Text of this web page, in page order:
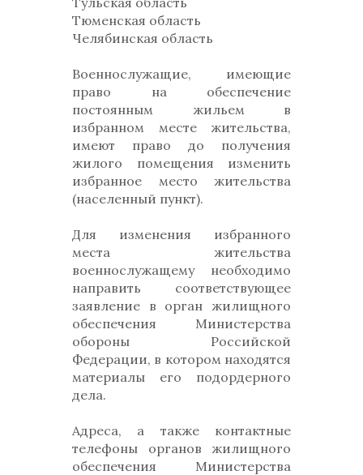
Тюменская область
Челябинская область
Военнослужащие, имеющие
право на обеспечение
постоянным жильем в
избранном месте жительства,
имеют право до получения
жилого помещения изменить
избранное место жительства
(населенный пункт).
Для изменения избранного
места жительства
военнослужащему необходимо
направить соответствующее
заявление в орган жилищного
обеспечения Министерства
обороны Российской
Федерации, в котором находятся
материалы его подордерного
дела.
Адреса, а также контактные
телефоны органов жилищного
обеспечения Министерства